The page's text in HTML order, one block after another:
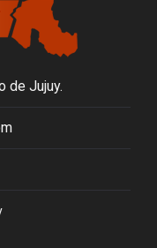
de Jujuy.